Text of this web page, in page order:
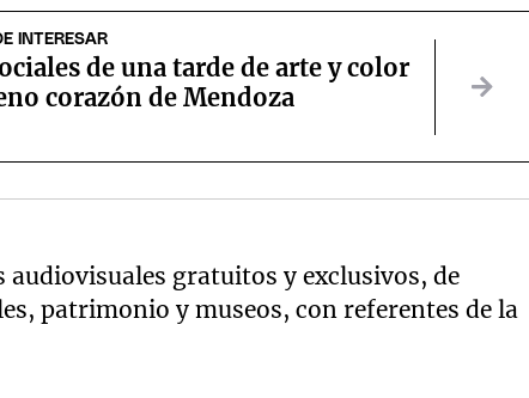
INTERESAR
de una tarde de arte y color
corazón de Mendoza
gratuitos y exclusivos, de
patrimonio y museos, con referentes de la